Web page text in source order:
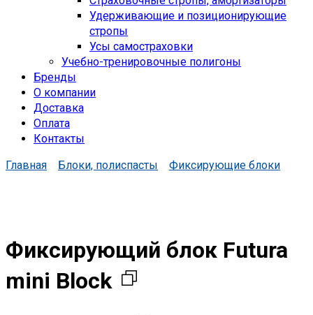
Удерживающие и позиционирующие
стропы
Усы самостраховки
Учебно-тренировочные полигоны
Бренды
О компании
Доставка
Оплата
Контакты
Главная
Блоки, полиспасты Фиксирующие блоки
Фиксирующий блок Futura
mini Block